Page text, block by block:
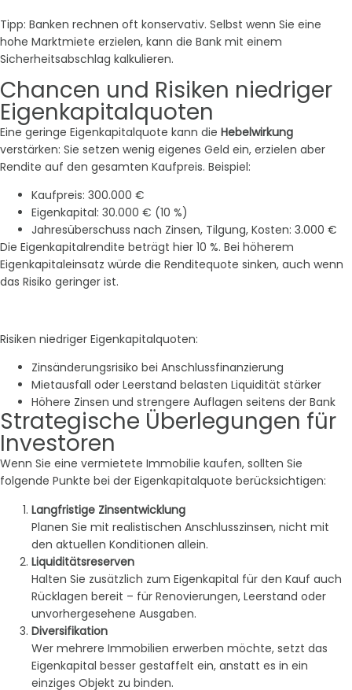
Tipp: Banken rechnen oft konservativ. Selbst wenn Sie eine
hohe Marktmiete erzielen, kann die Bank mit einem
Sicherheitsabschlag kalkulieren.
Chancen und Risiken niedriger
Eigenkapitalquoten
Eine geringe Eigenkapitalquote kann die Hebelwirkung
verstärken: Sie setzen wenig eigenes Geld ein, erzielen aber
Rendite auf den gesamten Kaufpreis. Beispiel:
Kaufpreis: 300.000 €
Eigenkapital: 30.000 € (10 %)
Jahresüberschuss nach Zinsen, Tilgung, Kosten: 3.000 €
Die Eigenkapitalrendite beträgt hier 10 %. Bei höherem
Eigenkapitaleinsatz würde die Renditequote sinken, auch wenn
das Risiko geringer ist.
Risiken niedriger Eigenkapitalquoten:
Zinsänderungsrisiko bei Anschlussfinanzierung
Mietausfall oder Leerstand belasten Liquidität stärker
Höhere Zinsen und strengere Auflagen seitens der Bank
Strategische Überlegungen für
Investoren
Wenn Sie eine vermietete Immobilie kaufen, sollten Sie
folgende Punkte bei der Eigenkapitalquote berücksichtigen:
Langfristige Zinsentwicklung
Planen Sie mit realistischen Anschlusszinsen, nicht mit
den aktuellen Konditionen allein.
Liquiditätsreserven
Halten Sie zusätzlich zum Eigenkapital für den Kauf auch
Rücklagen bereit – für Renovierungen, Leerstand oder
unvorhergesehene Ausgaben.
Diversifikation
Wer mehrere Immobilien erwerben möchte, setzt das
Eigenkapital besser gestaffelt ein, anstatt es in ein
einziges Objekt zu binden.